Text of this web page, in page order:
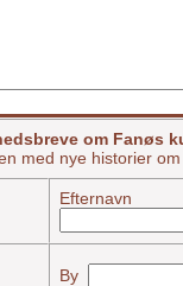
om Fanøs
med nye historier
Efternavn
By